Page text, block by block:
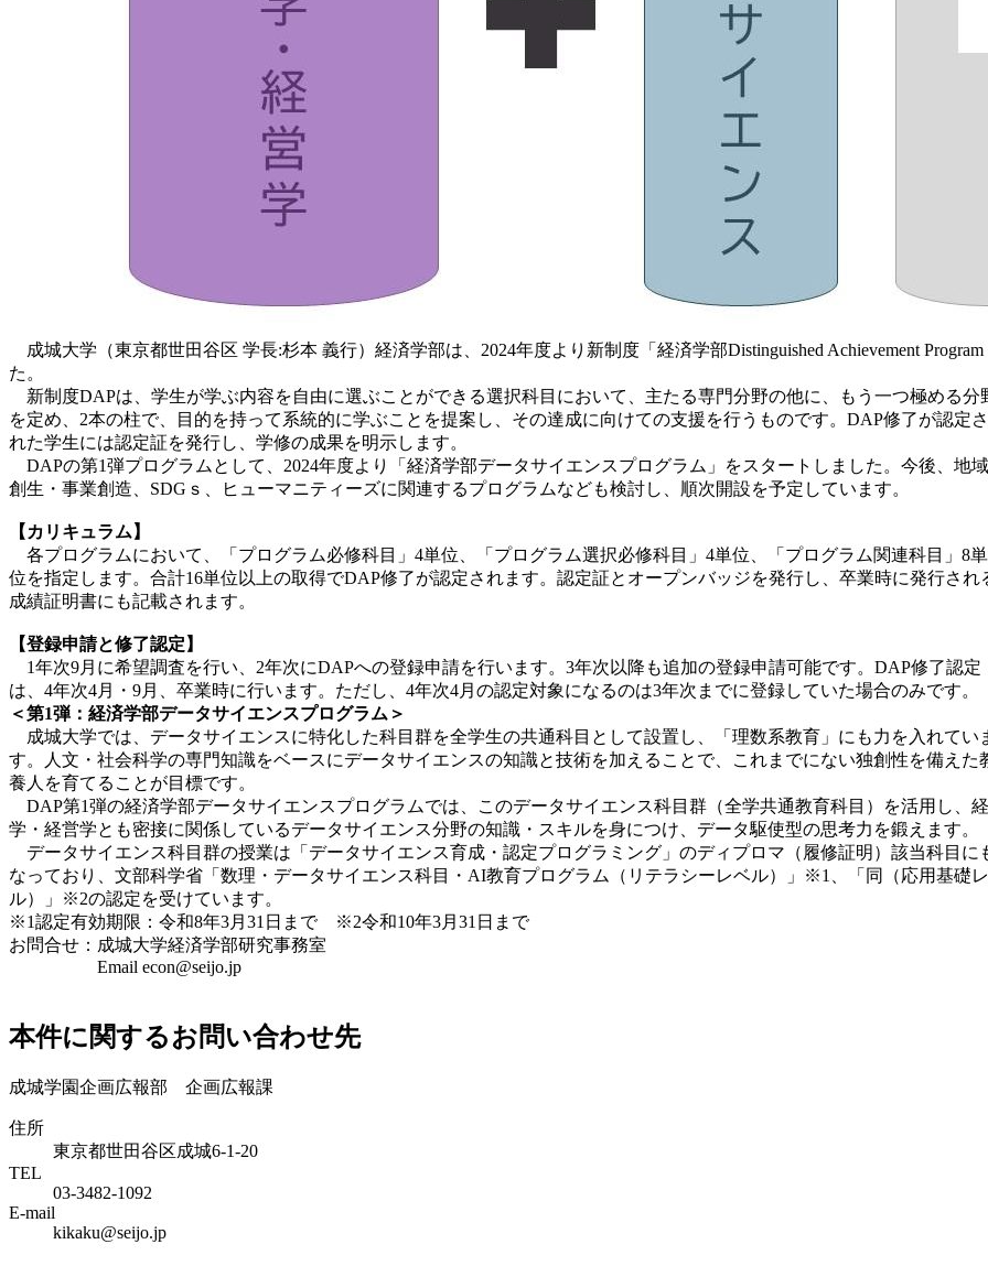
成城大学（東京都世田谷区 学長:杉本 義行）経済学部は、2024年度より新制度「経済学部Distinguished Achievement
た。
新制度DAPは、学生が学ぶ内容を自由に選ぶことができる選択科目において、主たる専門分野の他に、もう一つ極める分
を定め、 2本の柱で、目的を持って系統的に学ぶことを提案し、その達成に向けての支援を行うものです。DAP修了が認定さ
れた学生には認定証を発行し、学修の成果を明示します。
DAPの第1弾プログラムとして、2024年度より「経済学部データサイエンスプログラム」をスタートしました。今後、地域
創生・事業創造、SDGｓ、ヒューマニティーズに関連するプログラムなども検討し、順次開設を予定しています。
【カリキュラム】
各プログラムにおいて、「プログラム必修科目」4単位、「プログラム選択必修科目」4単位、「プログラム関連科目」8単
位を指定します。合計16単位以上の取得でDAP修了が認定されます。認定証とオープンバッジを発行し、卒業時に発行され
成績証明書にも記載されます。
【登録申請と修了認定】
1年次9月に希望調査を行い、2年次にDAPへの登録申請を行います。3年次以降も追加の登録申請可能です。DAP修了認定
は、4年次4月・9月、 卒業時に行います。ただし、4年次4月の認定対象になるのは3年次までに登録していた場合のみです。
＜第1弾：経済学部データサイエンスプログラム＞
成城大学では、データサイエンスに特化した科目群を全学生の共通科目として設置し、「理数系教育」にも力を入れてい
す。人文・社会科学の専門知識をベースにデータサイエンスの知識と技術を加えることで、これまでにない独創性を備えた
養人を育てることが目標です。
DAP第1弾の経済学部データサイエンスプログラムでは、このデータサイエンス科目群（全学共通教育科目）を活用し、
学・経営学とも密接に関係しているデータサイエンス分野の知識・スキルを身につけ、データ駆使型の思考力を鍛えます。
データサイエンス科目群の授業は「データサイエンス育成・認定プログラミング」のディプロマ（履修証明）該当科目に
なっており、文部科学省「数理・データサイエンス科目・AI教育プログラム（リテラシーレベル）」※1、「同（応用基礎
ル）」※2の認定を受けています。
※1認定有効期限：令和8年3月31日まで ※2令和10年3月31日まで
お問合せ：成城大学経済学部研究事務室
Email econ@seijo.jp
本件に関するお問い合わせ先
成城学園企画広報部 企画広報課
住所
東京都世田谷区成城6-1-20
TEL
03-3482-1092
E-mail
kikaku@seijo.jp